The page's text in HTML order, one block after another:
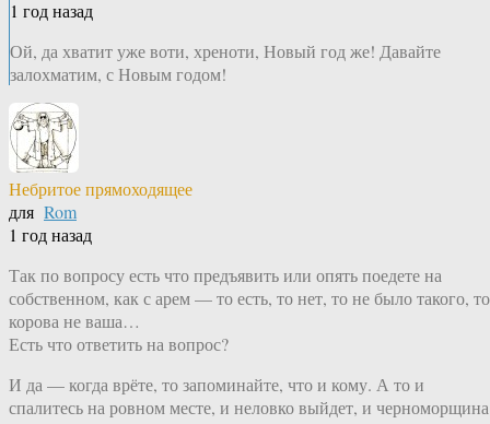
1 год назад
Ой, да хватит уже воти, хреноти, Новый год же! Давайте
залохматим, с Новым годом!
Небритое прямоходящее
для Rom
1 год назад
Так по вопросу есть что предъявить или опять поедете на
собственном, как с арем — то есть, то нет, то не было такого, то
корова не ваша…
Есть что ответить на вопрос?
И да — когда врёте, то запоминайте, что и кому. А то и
спалитесь на ровном месте, и неловко выйдет, и черноморщина